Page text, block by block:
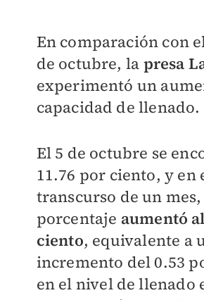
En comparación con
de octubre, la presa
experimentó un
capacidad de llenado.
El 5 de octubre se
11.76 por ciento, y en
transcurso de un mes,
porcentaje aumentó
ciento, equivalente a
incremento del 0.53
en el nivel de llenado